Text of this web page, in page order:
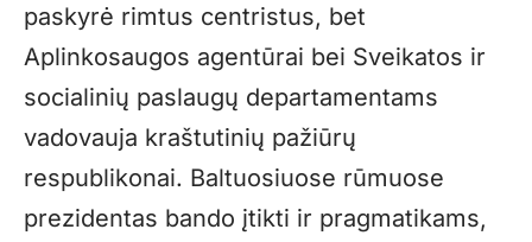
paskyrė rimtus centristus, bet
Aplinkosaugos agentūrai bei Sveikatos ir
socialinių paslaugų departamentams
vadovauja kraštutinių pažiūrų
respublikonai. Baltuosiuose rūmuose
prezidentas bando įtikti ir pragmatikams,